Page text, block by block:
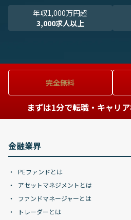
年収1,000万円超
3,000求人以上
完全無料
まずは1分で転職・キャリ
金融業界
PEファンドとは
アセットマネジメントとは
ファンドマネージャーとは
トレーダーとは